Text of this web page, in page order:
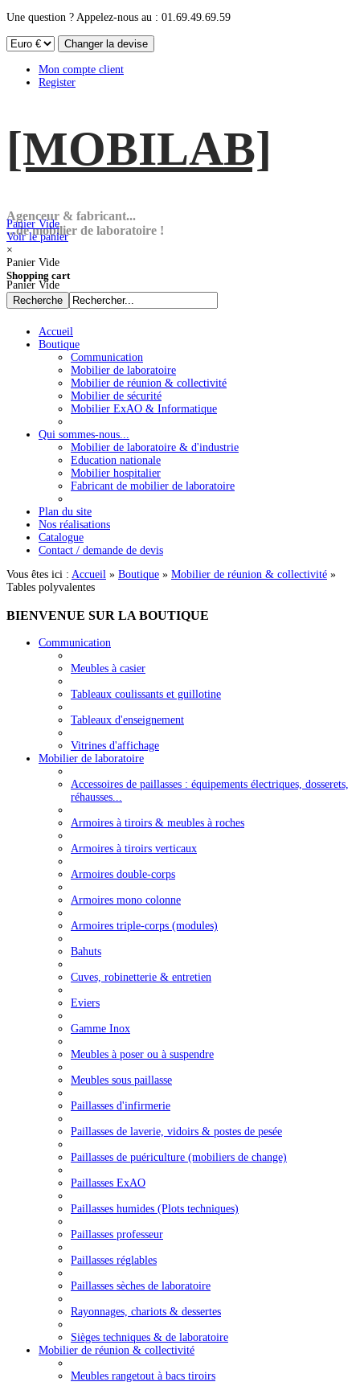
Une question ? Appelez-nous au : 01.69.49.69.59
Mon compte client
Register
[MOBILAB]
Agenceur & fabricant...
...de mobilier de laboratoire !
Panier Vide
Voir le panier
×
Panier Vide
Shopping cart
Panier Vide
Accueil
Boutique
Communication
Mobilier de laboratoire
Mobilier de réunion & collectivité
Mobilier de sécurité
Mobilier ExAO & Informatique
Qui sommes-nous...
Mobilier de laboratoire & d'industrie
Education nationale
Mobilier hospitalier
Fabricant de mobilier de laboratoire
Plan du site
Nos réalisations
Catalogue
Contact / demande de devis
Vous êtes ici : Accueil » Boutique » Mobilier de réunion & collectivité »
Tables polyvalentes
BIENVENUE SUR LA BOUTIQUE
Communication
Meubles à casier
Tableaux coulissants et guillotine
Tableaux d'enseignement
Vitrines d'affichage
Mobilier de laboratoire
Accessoires de paillasses : équipements électriques, dosserets,
réhausses...
Armoires à tiroirs & meubles à roches
Armoires à tiroirs verticaux
Armoires double-corps
Armoires mono colonne
Armoires triple-corps (modules)
Bahuts
Cuves, robinetterie & entretien
Eviers
Gamme Inox
Meubles à poser ou à suspendre
Meubles sous paillasse
Paillasses d'infirmerie
Paillasses de laverie, vidoirs & postes de pesée
Paillasses de puériculture (mobiliers de change)
Paillasses ExAO
Paillasses humides (Plots techniques)
Paillasses professeur
Paillasses réglables
Paillasses sèches de laboratoire
Rayonnages, chariots & dessertes
Sièges techniques & de laboratoire
Mobilier de réunion & collectivité
Meubles rangetout à bacs tiroirs